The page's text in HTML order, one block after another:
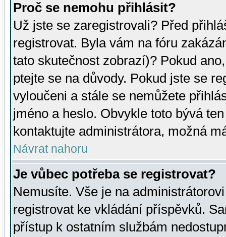
Proč se nemohu přihlásit?
Už jste se zaregistrovali? Před
registrovat. Byla vám na fóru
tato skutečnost zobrazí)? Pokud
ptejte se na důvody. Pokud jste se
vyloučeni a stále se nemůžete
jméno a heslo. Obvykle toto bývá
kontaktujte administrátora, možná
Návrat nahoru
Je vůbec potřeba se registrovat?
Nemusíte. Vše je na
registrovat ke vkládání příspěvků.
přístup k ostatním službám